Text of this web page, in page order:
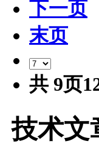
下一页
末页
共 9页
技术文